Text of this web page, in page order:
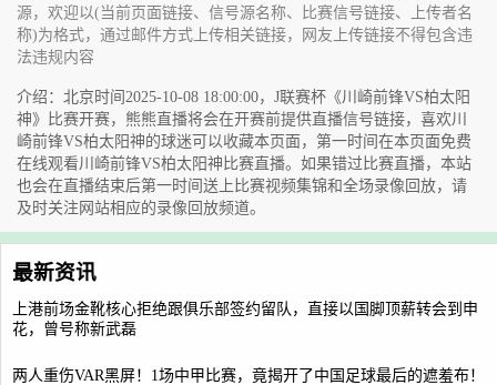
源，欢迎以(当前页面链接、信号源名称、比赛信号链接、上传者名
称)为格式，通过邮件方式上传相关链接，网友上传链接不得包含违
法违规内容
介绍：北京时间2025-10-08 18:00:00，J联赛杯《川崎前锋VS柏太阳
神》比赛开赛，熊熊直播将会在开赛前提供直播信号链接，喜欢川
崎前锋VS柏太阳神的球迷可以收藏本页面，第一时间在本页面免费
在线观看川崎前锋VS柏太阳神比赛直播。如果错过比赛直播，本站
也会在直播结束后第一时间送上比赛视频集锦和全场录像回放，请
及时关注网站相应的录像回放频道。
最新资讯
上港前场金靴核心拒绝跟俱乐部签约留队，直接以国脚顶薪转会到申
花，曾号称新武磊
两人重伤VAR黑屏！1场中甲比赛，竟揭开了中国足球最后的遮羞布！